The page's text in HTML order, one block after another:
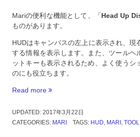
Mariの便利な機能として、「Head Up
ものがあります。
HUDはキャンバスの左上に表示され、現
する情報を表示します。また、ツールヘ
ットキーも表示されるため、よく使うシ
のにも役立ちます。
Read more “MARI
Up
Display”
UPDATED: 2017年3月22日
CATEGORIES: MARI TAGS: HUD MARI,